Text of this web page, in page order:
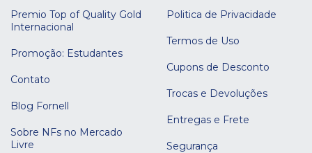
Premio Top of Quality Gold
Internacional
Promoção: Estudantes
Contato
Blog Fornell
Sobre NFs no Mercado
Livre
Politica de Privacidade
Termos de Uso
Cupons de Desconto
Trocas e Devoluções
Entregas e Frete
Segurança